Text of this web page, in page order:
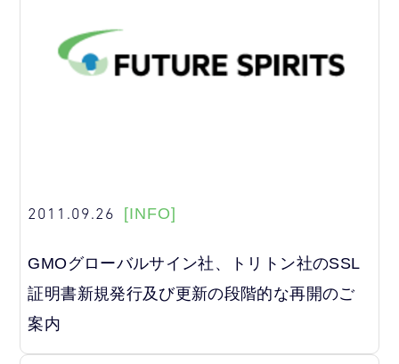
2011.09.26 [INFO]
GMOグローバルサイン社、トリトン社のSSL
証明書新規発行及び更新の段階的な再開のご
案内